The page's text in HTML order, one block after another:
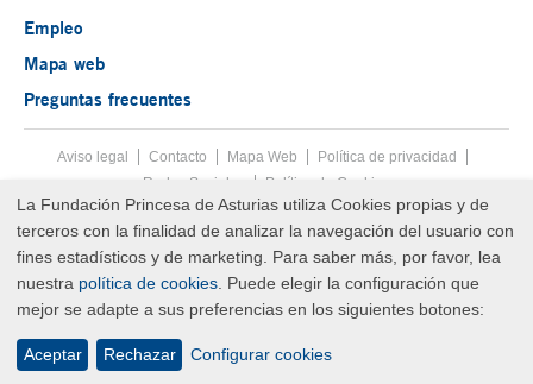
Empleo
Mapa web
Preguntas frecuentes
Menú pie
Aviso legal Tecla de acceso 8
Contacto Mapa Web
Política de privacidad
Redes Sociales
Política de Cookies
Fin menú pie
© Copyright Thu Aug 06 13:03:00 UTC 2026 Fundación Princesa de
Asturias
La Fundación Princesa de Asturias utiliza Cookies propias y de
terceros con la finalidad de analizar la navegación del usuario con
fines estadísticos y de marketing. Para saber más, por favor, lea
nuestra política de cookies . Puede elegir la configuración que
mejor se adapte a sus preferencias en los siguientes botones:
Configurar cookies
Rechazar
Aceptar